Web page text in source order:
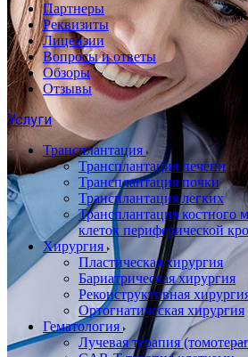
Партнеры
Реквизиты
Лицензии
Вопросы и ответы
Обзоры
Отзывы
Услуги
Трансплантация
Трансплантация печени
Трансплантация почки
Трансплантация легких
Трансплантация костного
клеток периферической
Хирургия
Пластическая хирургия
Бариатрическая хирургия
Реконструктивная
Ортогнатическая хирургия
Гематология
Лучевая терапия